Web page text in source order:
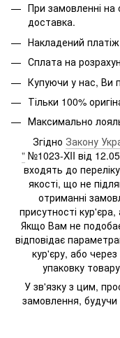
При замовленні на
доставка.
Накладений
Сплата на
Купуючи у нас, Ви
Тільки 100%
Максимально
Згідно Закону
" №1023-XII від
входять до
якості, що не
отриманні
присутності
Якщо Вам не
відповідає
кур'єру, або
упаковку
У зв'язку з цим,
замовлення,